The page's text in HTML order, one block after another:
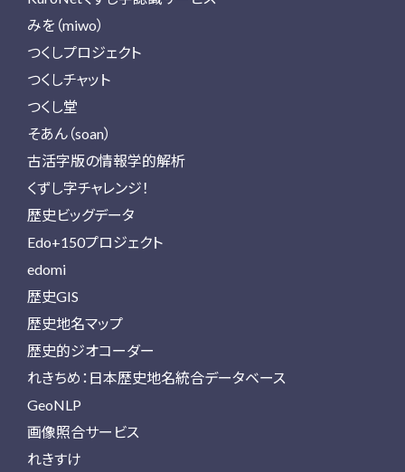
みを（miwo）
つくしプロジェクト
つくしチャット
つくし堂
そあん（soan）
古活字版の情報学的解析
くずし字チャレンジ！
歴史ビッグデータ
Edo+150プロジェクト
edomi
歴史GIS
歴史地名マップ
歴史的ジオコーダー
れきちめ：日本歴史地名統合データベース
GeoNLP
画像照合サービス
れきすけ